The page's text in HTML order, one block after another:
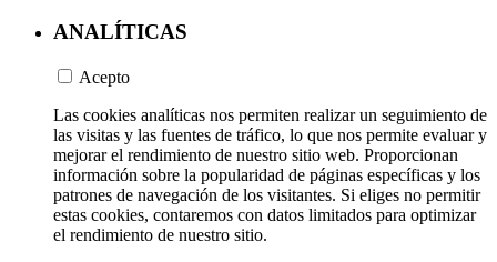
ANALÍTICAS
Acepto
Las cookies analíticas nos permiten realizar un seguimiento de
las visitas y las fuentes de tráfico, lo que nos permite evaluar y
mejorar el rendimiento de nuestro sitio web. Proporcionan
información sobre la popularidad de páginas específicas y los
patrones de navegación de los visitantes. Si eliges no permitir
estas cookies, contaremos con datos limitados para optimizar
el rendimiento de nuestro sitio.